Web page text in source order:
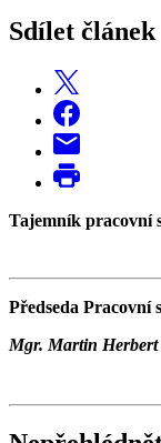
Sdílet článek
Tajemník pracovní
Předseda Pracovní
Mgr. Martin Herbert